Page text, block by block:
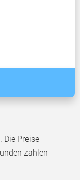
Die Preise
zahlen